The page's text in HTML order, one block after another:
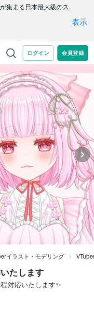
イラスト・モデリング
たします
対応いたします✨